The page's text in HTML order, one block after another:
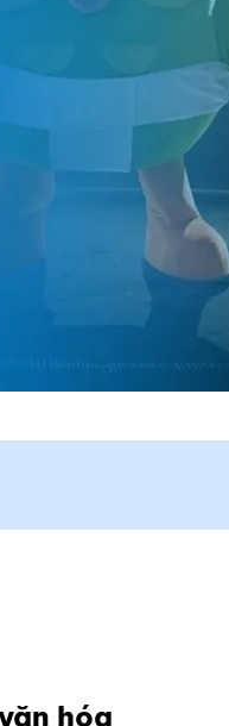
hóa